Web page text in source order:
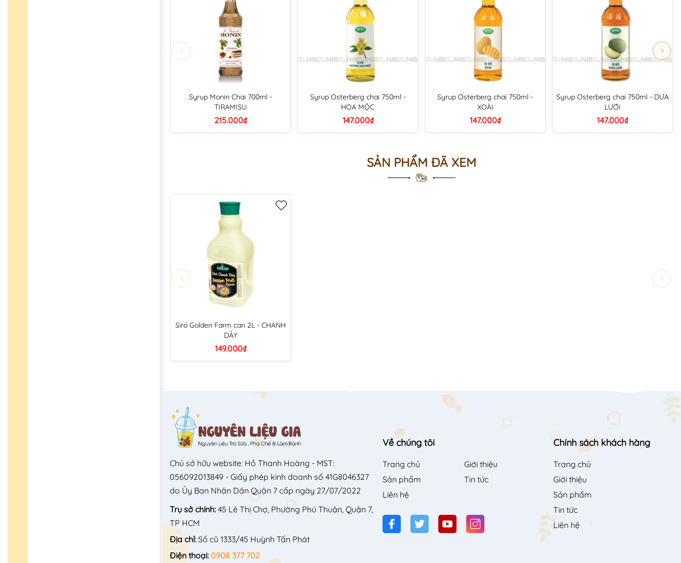
Syrup Monin Chai 700ml -
TIRAMISU
215.000₫
Syrup Osterberg chai 750ml -
HOA MỘC
147.000₫
Syrup Osterberg chai 750ml -
XOÀI
147.000₫
Syrup Osterberg chai 750ml - DƯA
LƯỚI
147.000₫
SẢN PHẨM ĐÃ XEM
Siro Golden Farm can 2L - CHANH
DÂY
149.000₫
Chủ sở hữu website: Hồ Thanh Hoàng - MST:
056092013849 - Giấy phép kinh doanh số 41G8046327
do Ủy Ban Nhân Dân Quận 7 cấp ngày 27/07/2022
Trụ sở chính: 45 Lê Thị Chợ, Phường Phú Thuận, Quận 7,
TP HCM
Địa chỉ: Số cũ 1333/45 Huỳnh Tấn Phát
Điện thoại: 0908 377 702
Về chúng tôi
Trang chủ
Giới thiệu
Sản phẩm
Tin tức
Liên hệ
Chính sách khách hàng
Trang chủ
Giới thiệu
Sản phẩm
Tin tức
Liên hệ